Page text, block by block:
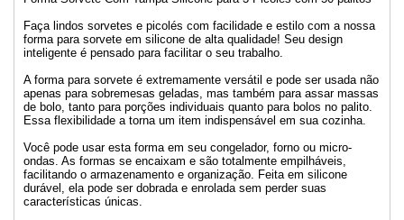
Faça lindos sorvetes e picolés com facilidade e estilo com a nossa
forma para sorvete em silicone de alta qualidade! Seu design
inteligente é pensado para facilitar o seu trabalho.
A forma para sorvete é extremamente versátil e pode ser usada não
apenas para sobremesas geladas, mas também para assar massas
de bolo, tanto para porções individuais quanto para bolos no palito.
Essa flexibilidade a torna um item indispensável em sua cozinha.
Você pode usar esta forma em seu congelador, forno ou micro-
ondas. As formas se encaixam e são totalmente empilháveis,
facilitando o armazenamento e organização. Feita em silicone
durável, ela pode ser dobrada e enrolada sem perder suas
características únicas.